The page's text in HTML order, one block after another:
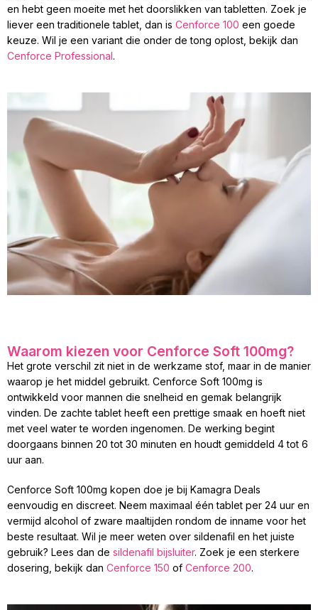
en hebt geen moeite met het doorslikken van tabletten. Zoek je
liever een traditionele tablet, dan is Cenforce 100 een goede
keuze. Wil je een variant die onder de tong oplost, bekijk dan
Cenforce Professional.
Waarom kiezen voor Cenforce Soft 100mg?
Het grote verschil zit niet in de werkzame stof, maar in de manier
waarop je het middel gebruikt. Cenforce Soft 100mg is
ontwikkeld voor mannen die snelheid en gemak belangrijk
vinden. De zachte tablet heeft een prettige smaak en hoeft niet
met veel water te worden ingenomen. De werking begint
doorgaans binnen 20 tot 30 minuten en houdt gemiddeld 4 tot 6
uur aan.
Cenforce Soft 100mg kopen doe je bij Kamagra Deals
eenvoudig en discreet. Neem maximaal één tablet per 24 uur en
vermijd alcohol of zware maaltijden rondom de inname voor het
beste resultaat. Wil je meer weten over sildenafil en het juiste
gebruik? Lees dan de sildenafil bijsluiter. Zoek je een sterkere
dosering, bekijk dan Cenforce 150 of Cenforce 200.